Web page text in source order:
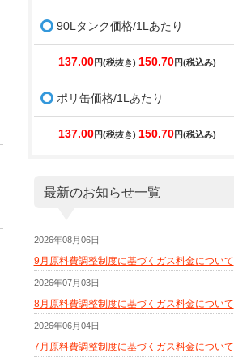
90Lタンク価格/1Lあたり
137.00円(税抜き) 150.70円(税込み)
ポリ缶価格/1Lあたり
137.00円(税抜き) 150.70円(税込み)
最新のお知らせ一覧
2026年08月06日
9月原料費調整制度に基づくガス料金について
2026年07月03日
8月原料費調整制度に基づくガス料金について
2026年06月04日
7月原料費調整制度に基づくガス料金について